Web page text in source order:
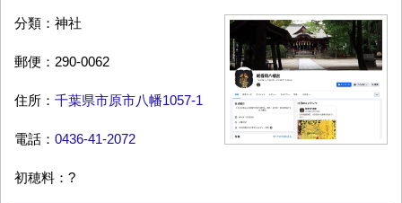
分類：神社
郵便：290-0062
住所： 千葉県市原市八幡1057-1
電話： 0436-41-2072
初穂料：?